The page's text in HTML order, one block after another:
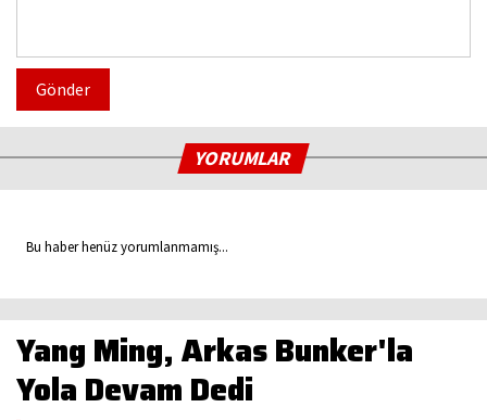
Gönder
YORUMLAR
Bu haber henüz yorumlanmamış...
Yang Ming, Arkas Bunker'la
Yola Devam Dedi